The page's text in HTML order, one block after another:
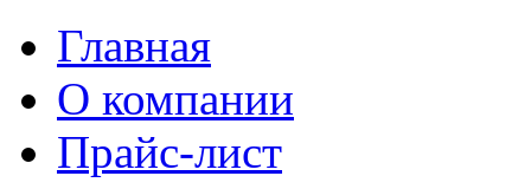
Главная
О компании
Прайс-лист